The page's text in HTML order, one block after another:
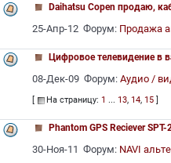
Daihatsu Copen продаю,
25-Апр-12 Форум: Продажа
Цифровое телевидение в
08-Дек-09 Форум:Аудио /
[ На страницу: 1 ... 13, 14, 15 ]
Phantom GPS Reciever
30-Ноя-11 Форум: NAVI